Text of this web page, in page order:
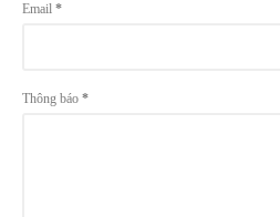
Email *
Thông báo *